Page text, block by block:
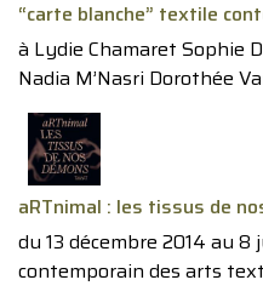
“carte blanche” textile
à Lydie Chamaret Sophie
Nadia M’Nasri Dorothée
aRTnimal : les tissus de
du 13 décembre 2014 au 8
contemporain des arts